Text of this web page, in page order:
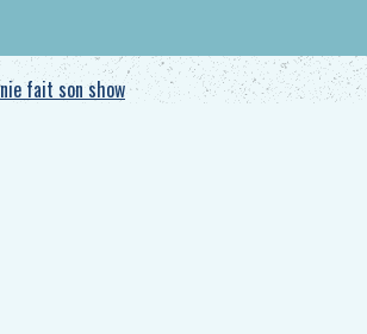
fait son show